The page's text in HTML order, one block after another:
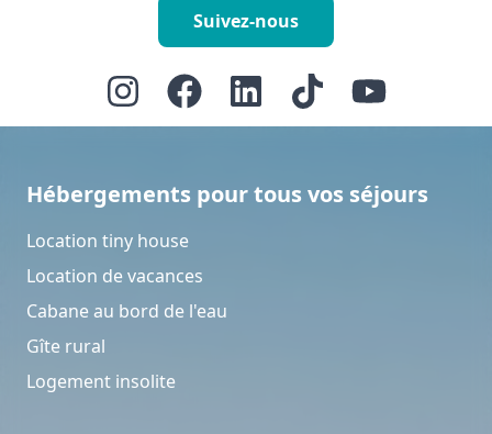
Suivez-nous
Hébergements pour tous vos séjours
Location tiny house
Location de vacances
Cabane au bord de l'eau
Gîte rural
Logement insolite